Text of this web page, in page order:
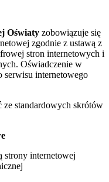
Oświaty zobowiązuje się
zgodnie z ustawą z
stron internetowych i
Oświadczenie w
serwisu internetowego
ze standardowych skrótów
strony internetowej